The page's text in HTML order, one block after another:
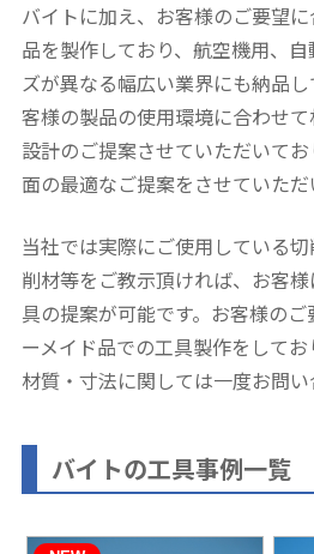
バイトに加え、お客様のご要望
品を製作しており、航空機用、
ズが異なる幅広い業界にも納品
客様の製品の使用環境に合わせ
設計のご提案させていただいて
面の最適なご提案をさせていただ
当社では実際にご使用している
削材等をご教示頂ければ、お客
具の提案が可能です。お客様の
ーメイド品での工具製作をして
材質・寸法に関しては一度お問い
バイトの工具事例一覧